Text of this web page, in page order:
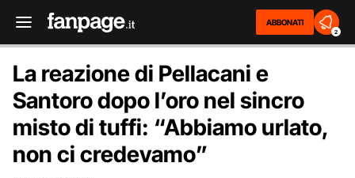
ABBONATI
2
La reazione di Pellacani e
Santoro dopo l’oro nel sincro
misto di tuffi: “Abbiamo urlato,
non ci credevamo”